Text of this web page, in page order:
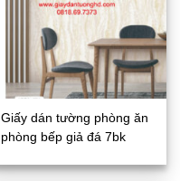
Giấy dán tường phòng ăn
phòng bếp giả đá 7bk